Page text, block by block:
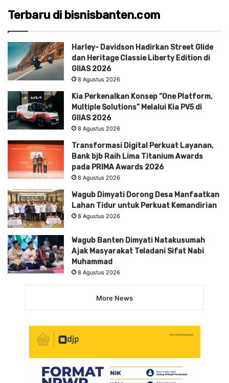
Terbaru di bisnisbanten.com
Harley- Davidson Hadirkan Street Glide
dan Heritage Classie Liberty Edition di
GIIAS 2026
8 Agustus 2026
Kia Perkenalkan Konsep “One Platform,
Multiple Solutions” Melalui Kia PV5 di
GIIAS 2026
8 Agustus 2026
Transformasi Digital Perkuat Layanan,
Bank bjb Raih Lima Titanium Awards
pada PRIMA Awards 2026
8 Agustus 2026
Wagub Dimyati Dorong Desa Manfaatkan
Lahan Tidur untuk Perkuat Kemandirian
8 Agustus 2026
Wagub Banten Dimyati Natakusumah
Ajak Masyarakat Teladani Sifat Nabi
Muhammad
8 Agustus 2026
More News